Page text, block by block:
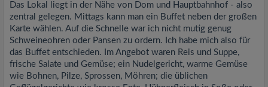
Das Lokal liegt in der Nähe von Dom und Hauptbahnhof - also
zentral gelegen. Mittags kann man ein Buffet neben der großen
Karte wählen. Auf die Schnelle war ich nicht mutig genug
Schweineohren oder Pansen zu ordern. Ich habe mich also für
das Buffet entschieden. Im Angebot waren Reis und Suppe,
frische Salate und Gemüse; ein Nudelgericht, warme Gemüse
wie Bohnen, Pilze, Sprossen, Möhren; die üblichen